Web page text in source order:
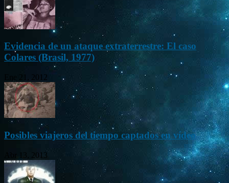
Evidencia de un ataque extraterrestre: El caso
Colares (Brasil, 1977)
Ene 21, 2012
Posibles viajeros del tiempo captados en vídeo
Abr 13, 2013